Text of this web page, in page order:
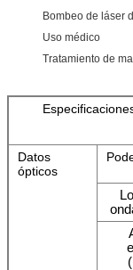
Bombeo de láser
Uso médico
Tratamiento de
Datos
ópticos